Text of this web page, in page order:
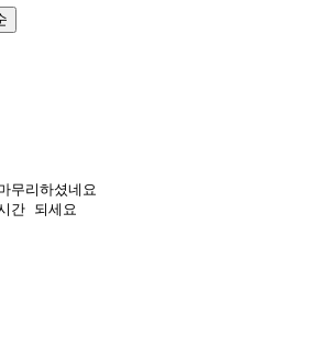
무리하셨네요
간 되세요